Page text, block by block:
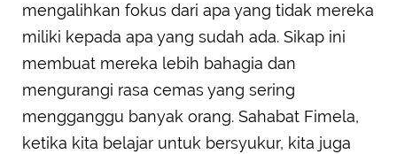
mengalihkan fokus dari apa yang tidak mereka
miliki kepada apa yang sudah ada. Sikap ini
membuat mereka lebih bahagia dan
mengurangi rasa cemas yang sering
mengganggu banyak orang. Sahabat Fimela,
ketika kita belajar untuk bersyukur, kita juga